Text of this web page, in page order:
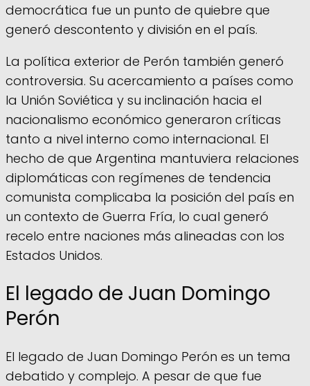
democrática fue un punto de quiebre que
generó descontento y división en el país.
La política exterior de Perón también generó
controversia. Su acercamiento a países como
la Unión Soviética y su inclinación hacia el
nacionalismo económico generaron críticas
tanto a nivel interno como internacional. El
hecho de que Argentina mantuviera relaciones
diplomáticas con regímenes de tendencia
comunista complicaba la posición del país en
un contexto de Guerra Fría, lo cual generó
recelo entre naciones más alineadas con los
Estados Unidos.
El legado de Juan Domingo
Perón
El legado de Juan Domingo Perón es un tema
debatido y complejo. A pesar de que fue